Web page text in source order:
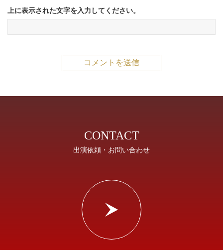
上に表示された文字を入力してください。
CONTACT
出演依頼・お問い合わせ